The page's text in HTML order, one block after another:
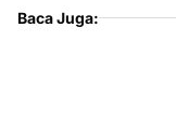
Baca Juga: